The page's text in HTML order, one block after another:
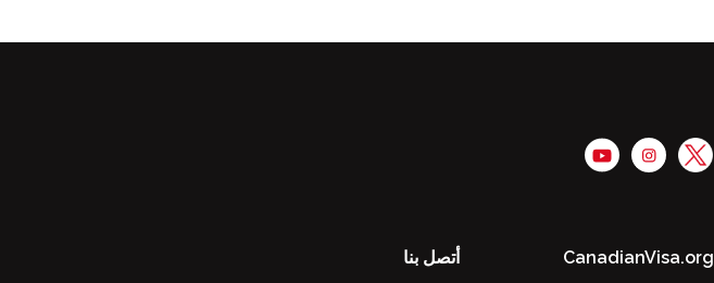
CanadianVisa.org أتصل بنا